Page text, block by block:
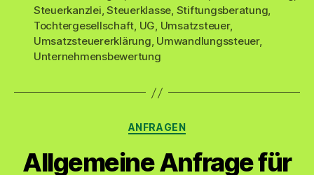
Steuerkanzlei,Steuerklasse, Stiftungsberatung,
Tochtergesellschaft, UG, Umsatzsteuer,
Umsatzsteuererklärung, Umwandlungssteuer,
Unternehmensbewertung
Kategorien
ANFRAGEN
Allgemeine Anfrage für